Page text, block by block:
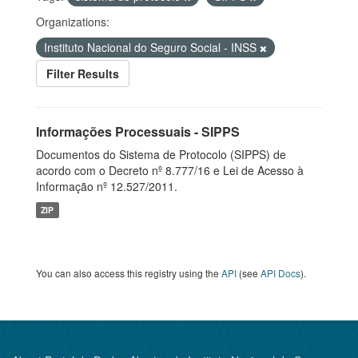
Organizations:
Instituto Nacional do Seguro Social - INSS
Filter Results
Informações Processuais - SIPPS
Documentos do Sistema de Protocolo (SIPPS) de
acordo com o Decreto nº 8.777/16 e Lei de Acesso à
Informação nº 12.527/2011.
ZIP
You can also access this registry using the API (see API Docs).